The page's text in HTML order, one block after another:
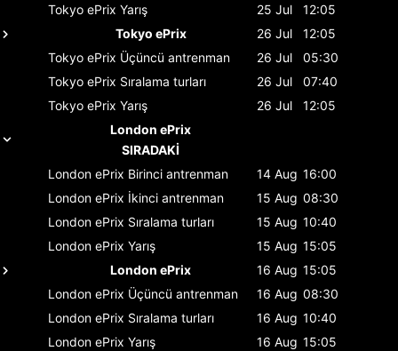
Tokyo ePrix Yarış 25 Jul
12:05
Tokyo ePrix
26 Jul
12:05
Tokyo ePrix Üçüncü antrenman 26 Jul
05:30
Tokyo ePrix Sıralama turları 26 Jul
07:40
Tokyo ePrix Yarış 26 Jul
12:05
London ePrix
SIRADAKİ
London ePrix Birinci antrenman 14 Aug 16:00
London ePrix İkinci antrenman 15 Aug 08:30
London ePrix Sıralama turları 15 Aug 10:40
London ePrix Yarış 15 Aug 15:05
London ePrix
16 Aug 15:05
London ePrix Üçüncü antrenman 16 Aug 08:30
London ePrix Sıralama turları 16 Aug 10:40
London ePrix Yarış 16 Aug 15:05